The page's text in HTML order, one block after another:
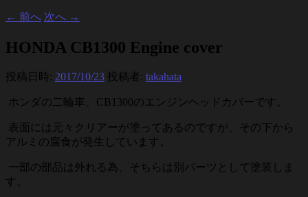
← 前へ 次へ →
HONDA CB1300 Engine cover
投稿日時: 2017/10/23 投稿者: takahata
ホンダの二輪車、CB1300のエンジンヘッドカバーです。
表面には元々クリアーが塗ってあるのですが、その下から
アルミの腐食が発生しています。
一部の部品は外れる為、そちらは別パーツとして塗装しま
す。